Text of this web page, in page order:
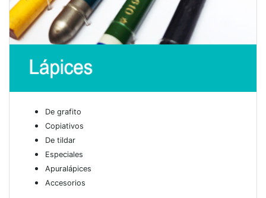
De grafito
Copiativos
De tildar
Especiales
Apuralápices
Accesorios